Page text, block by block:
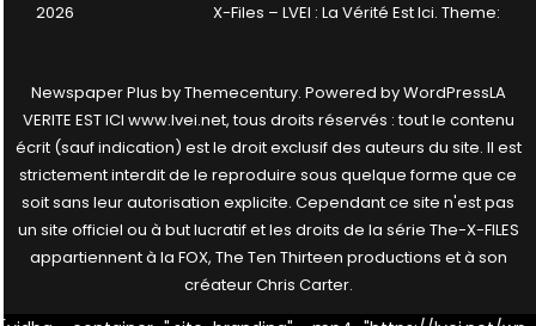
2026 X-Files – LVEI : La Vérité Est Ici. Theme:
Newspaper Plus byThemecentury. Powered byWordPressLA
VERITE EST ICI www.lvei.net, tous droits réservés : tout le contenu
écrit (sauf indication) est le droit exclusif des auteurs du site. Il est
strictement interdit de le reproduire sous quelque forme que ce
soit sans leur autorisation explicite. Cependant ce site n'est pas
un site officiel ou à but lucratif et les droits de la série The-X-FILES
appartiennent à la FOX, The Ten Thirteen productions et à son
créateur Chris Carter.